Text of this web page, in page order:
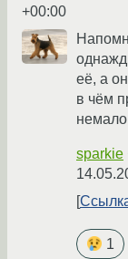
+00:00
её, а
в чём
немало
sparkie
1